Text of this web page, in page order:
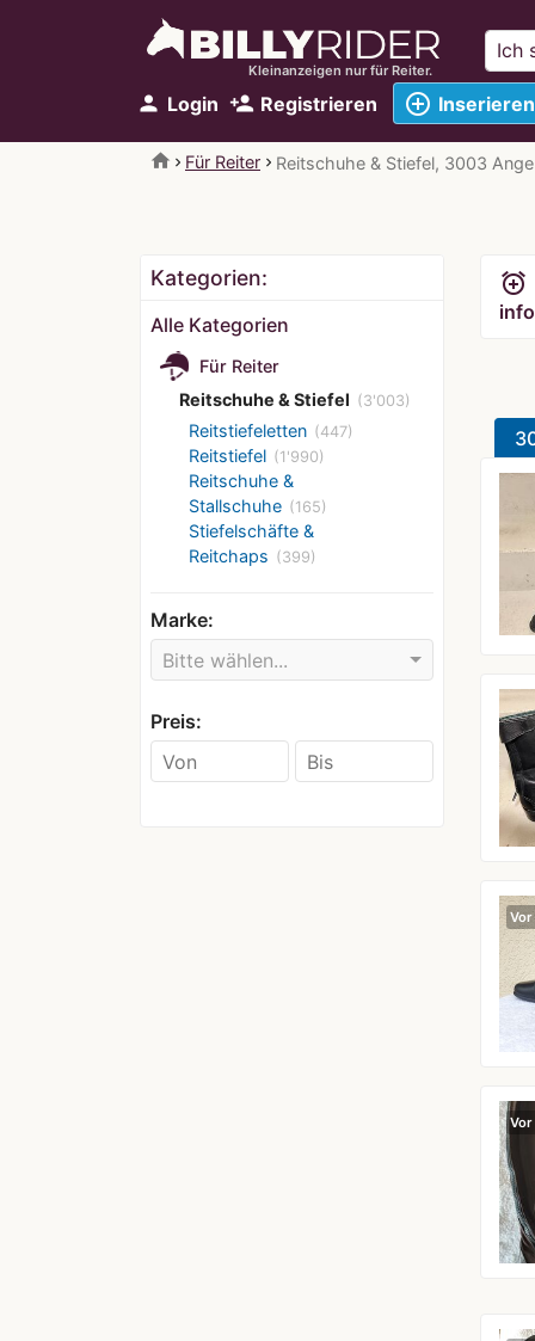
Kleinanzeigen nur für Reiter.
person Login person_add Registrieren add_circle_outline Inserieren
home Für Reiter Reitschuhe & Stiefel, 3003
Kategorien:
Alle Kategorien
Für Reiter
Reitschuhe & Stiefel (3'003)
Reitstiefeletten (447)
Reitstiefel (1'990)
Reitschuhe &
Stallschuhe (165)
Stiefelschäfte &
Reitchaps (399)
Marke:
Bitte wählen...
Preis:
alarm_add